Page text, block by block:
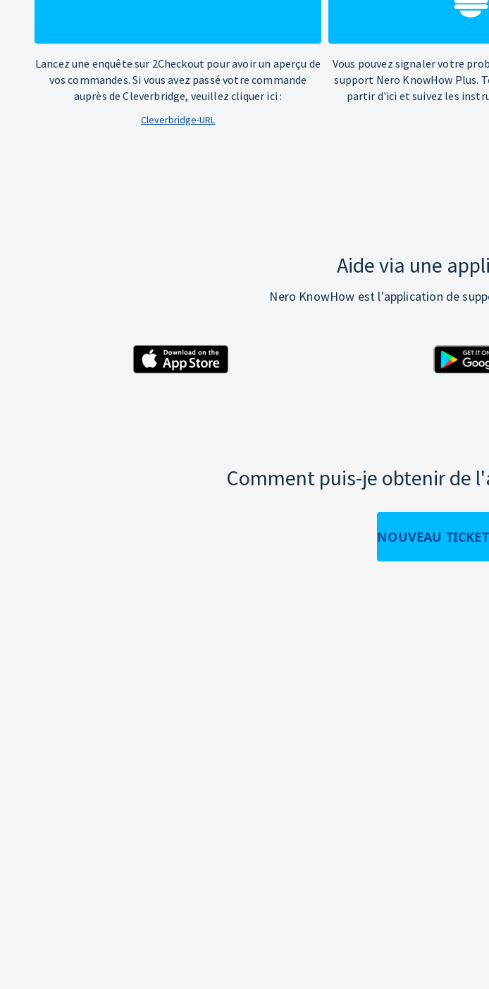
Lancez une enquête sur 2Checkout pour avoir un aperçu de
vos commandes. Si vous avez passé votre commande
auprès de Cleverbridge, veuillez cliquer ici :
Cleverbridge-URL
Vous pouvez signaler votre
support Nero KnowHow Plus.
partir d'ici et suivez les
Aide via une
Nero KnowHow est l'application de
Comment puis-je obtenir de
NOUVEAU